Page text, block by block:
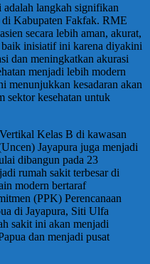
langkah signifikan
di Kabupaten Fakfak. RME
secara lebih aman, akurat,
inisiatif ini karena diyakini
dan meningkatkan akurasi
menjadi lebih modern
menunjukkan kesadaran akan
sektor kesehatan untuk
Kelas B di kawasan
Jayapura juga menjadi
dibangun pada 23
rumah sakit terbesar di
modern bertaraf
(PPK) Perencanaan
di Jayapura, Siti Ulfa
sakit ini akan menjadi
dan menjadi pusat